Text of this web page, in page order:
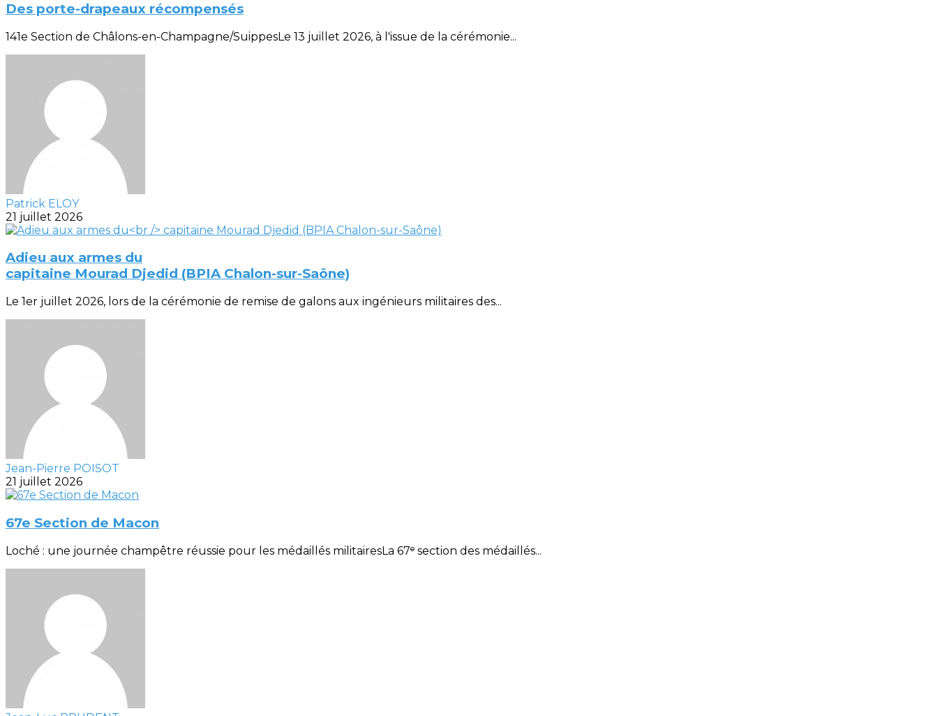
Des porte-drapeaux récompensés
141e Section de Châlons-en-Champagne/SuippesLe 13 juillet 2026, à l'issue de la cérémonie...
Patrick ELOY
21 juillet 2026
Adieu aux armes du
capitaine Mourad Djedid (BPIA Chalon-sur-Saône)
Le 1er juillet 2026, lors de la cérémonie de remise de galons aux ingénieurs militaires des...
Jean-Pierre POISOT
21 juillet 2026
67e Section de Macon
Loché : une journée champêtre réussie pour les médaillés militairesLa 67ᵉ section des médaillés...